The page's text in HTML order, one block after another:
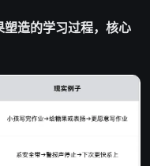
造的学习过程，核心